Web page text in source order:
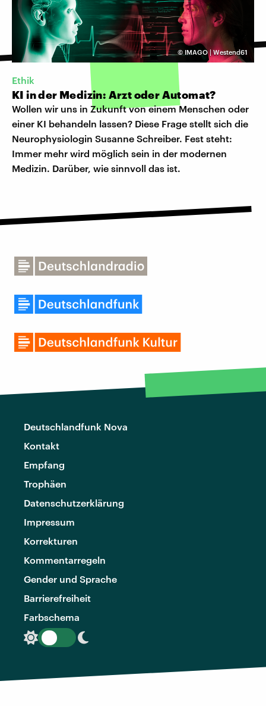
© IMAGO | Westend61
Ethik
KI in der Medizin: Arzt oder Automat?
Wollen wir uns in Zukunft von einem Menschen oder
einer KI behandeln lassen? Diese Frage stellt sich die
Neurophysiologin Susanne Schreiber. Fest steht:
Immer mehr wird möglich sein in der modernen
Medizin. Darüber, wie sinnvoll das ist.
Deutschlandfunk Nova
Kontakt
Empfang
Trophäen
Datenschutzerklärung
Impressum
Korrekturen
Kommentarregeln
Gender und Sprache
Barrierefreiheit
Farbschema